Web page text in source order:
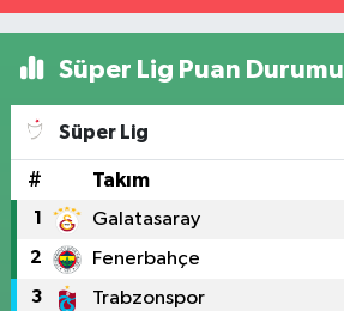
Süper Lig Puan Durumu
Süper Lig
# Takım
1 Galatasaray
2 Fenerbahçe
3 Trabzonspor